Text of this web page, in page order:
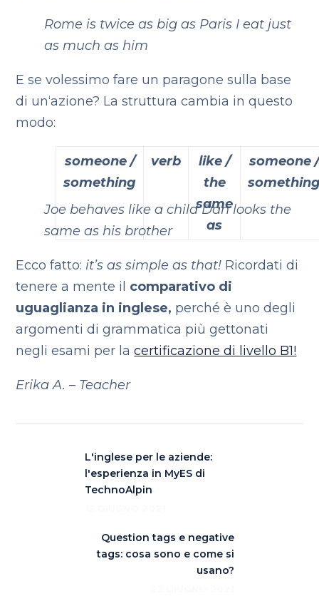
Rome is twice as big as Paris I eat just
as much as him
E se volessimo fare un paragone sulla base
di un‘azione? La struttura cambia in questo
modo:
someone /
something
verb
like /
the
same
as
someone /
Joe behaves like a child Dan looks the
same as his brother
Ecco fatto: it’s as simple as that! Ricordati di
tenere a mente il comparativo di
uguaglianza in inglese, perché è uno degli
argomenti di grammatica più gettonati
negli esami per lacertificazione di livello B1!
Erika A. – Teacher
L'inglese per le aziende:
l'esperienza in MyES di
TechnoAlpin
Question tags e negative
tags: cosa sono e come si
usano?